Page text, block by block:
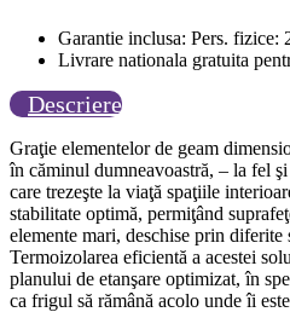
Garantie inclusa: Pers.
Livrare nationala gratuita
Descriere
Graţie elementelor de geam
în căminul dumneavoastră, – la fel
care trezeşte la viaţă spaţiile
stabilitate optimă, permiţând
elemente mari, deschise prin diferite
Termoizolarea eficientă a acestei
planului de etanşare optimizat, în
ca frigul să rămână acolo unde îi